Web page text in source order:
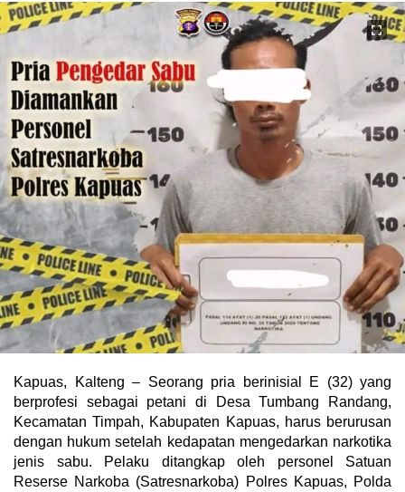
Kapuas, Kalteng – Seorang pria berinisial E (32) yang
berprofesi sebagai petani di Desa Tumbang Randang,
Kecamatan Timpah, Kabupaten Kapuas, harus berurusan
dengan hukum setelah kedapatan mengedarkan narkotika
jenis sabu. Pelaku ditangkap oleh personel Satuan
Reserse Narkoba (Satresnarkoba) Polres Kapuas, Polda